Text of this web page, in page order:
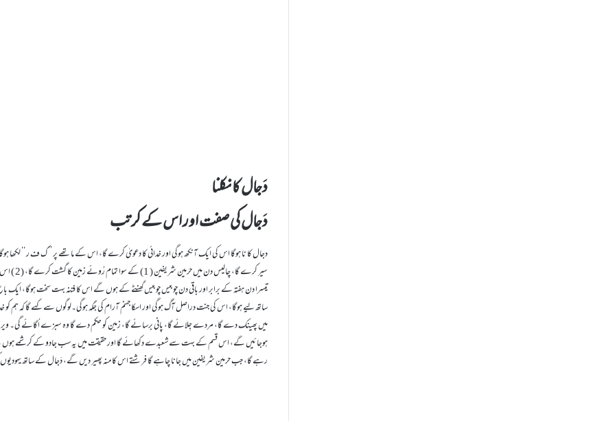
دَجال کا نکلنا
دَجال کی صفت اور اس کے کرتب
دجال کا نا ہوگا اس کی ایک آنکھ ہوگی اور خدائی کا دعویٰ کرے گا، اس کے ماتھے پر ’’ ک ف ر ‘‘ لکھا
سیر کرے
تیسرا دن ہفتہ کے برابر اور باقی دن چوبیس چوبیس گھنٹے کے ہوں گے اس کا فتنہ بہت سخت ہوگا،
ساتھ لیے ہوگا، اس کی جنت دراصل آگ ہوگی اور اسکا جہنم آرام کی جگہ ہوگی۔لوگوں سے کہے گا کہ ہم کو
میں پھینک دے گا، مردے جِلائے گا، پانی برسائے گا، زمین کو حکم دے گا وہ سبزے اُگائے گی۔
ہوجائیں گے، اس قسم کے بہت سے شعبدے دکھائے گا اور حقیقت میں یہ سب جادو کے کرشمے ہوں
رہے گا، جب حرمین شریفین میں جانا چاہے گا فرشتے اس کا منہ پھیر دیں گے، دَجال کے ساتھ